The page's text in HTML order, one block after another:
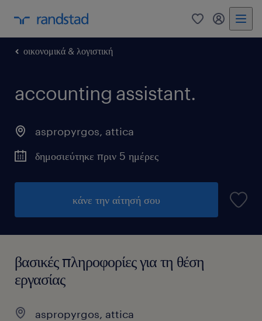
0 my
οικονομικά & λογιστική
accounting assistant.
aspropyrgos, attica
δημοσιεύτηκε πριν 5 ημέρες
κάνε την αίτησή σου
βασικές πληροφορίες για τη θέση
εργασίας
aspropyrgos, attica